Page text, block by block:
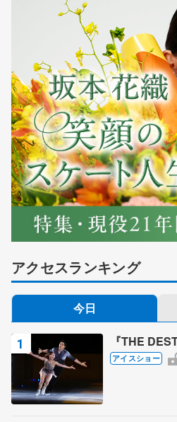
アクセスランキング
今日
『THE
アイスショー